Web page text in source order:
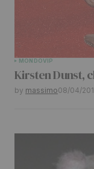
MONDOVIP
Kirsten Dunst,
by massimo08/04/